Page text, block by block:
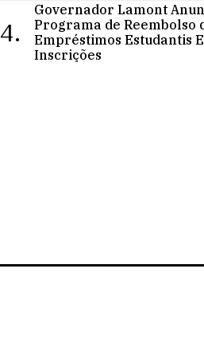
4.
Governador Lamont
Programa de Reembolso
Empréstimos Estudantis
Inscrições